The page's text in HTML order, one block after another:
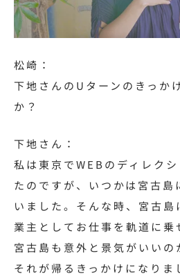
松崎：
下地さんのUターンのきっか
か？
下地さん：
私は東京でWEBのディレク
たのですが、いつかは宮古島
いました。そんな時、宮古
業主としてお仕事を軌道に乗
宮古島も意外と景気がいいの
それが帰るきっかけになりま